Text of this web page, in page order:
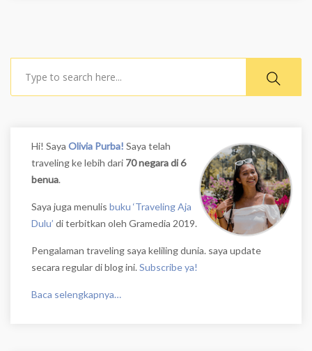
Hi! Saya Olivia Purba! Saya telah
traveling ke lebih dari 70 negara di 6
benua.
Saya juga menulis buku ‘Traveling Aja
Dulu’ di terbitkan oleh Gramedia 2019.
Pengalaman traveling saya keliling dunia. saya update
secara regular di blog ini. Subscribe ya!
Baca selengkapnya…